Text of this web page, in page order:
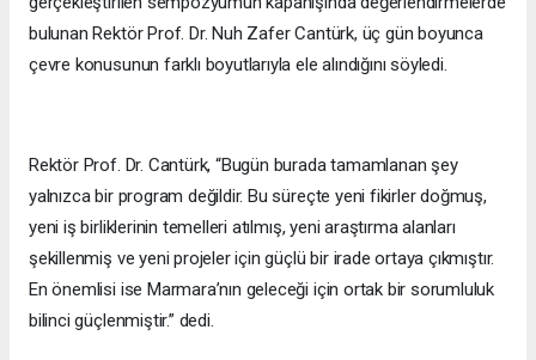
bulunan Rektör Prof. Dr. Nuh Zafer Cantürk, üç gün boyunca
çevre konusunun farklı boyutlarıyla ele alındığını söyledi.
Rektör Prof. Dr. Cantürk, “Bugün burada tamamlanan şey
yalnızca bir program değildir. Bu süreçte yeni fikirler doğmuş,
yeni iş birliklerinin temelleri atılmış, yeni araştırma alanları
şekillenmiş ve yeni projeler için güçlü bir irade ortaya çıkmıştır.
En önemlisi ise Marmara’nın geleceği için ortak bir sorumluluk
bilinci güçlenmiştir.” dedi.